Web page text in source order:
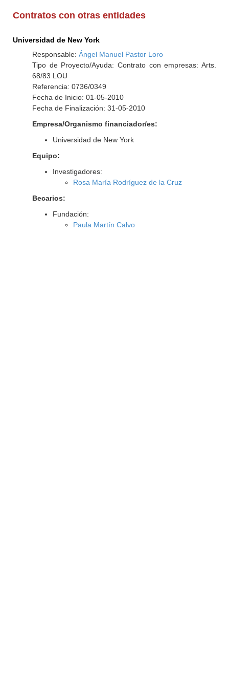
Contratos con otras entidades
Universidad de New York
Responsable: Ángel Manuel Pastor Loro
Tipo de Proyecto/Ayuda: Contrato con empresas: Arts.
68/83 LOU
Referencia: 0736/0349
Fecha de Inicio: 01-05-2010
Fecha de Finalización: 31-05-2010
Empresa/Organismo financiador/es:
Universidad de New York
Equipo:
Investigadores:
Rosa María Rodríguez de la Cruz
Becarios:
Fundación:
Paula Martín Calvo